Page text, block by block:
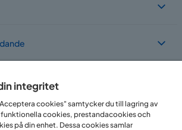
finns i flera länder
integritet
cookies" samtycker du till lagring av
cookies, prestandacookies och
på din enhet. Dessa cookies samlar